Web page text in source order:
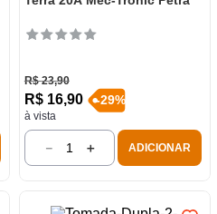
R$ 23,90
R$ 16,90
à vista
-29%
＋
－ ADICIONAR